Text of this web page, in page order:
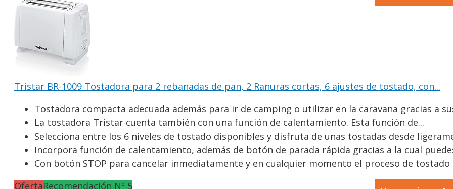
Tristar BR-1009 Tostadora para 2 rebanadas de pan, 2 Ranuras cortas, 6 ajustes de tostado, con...
Tostadora compacta adecuada además para ir de camping o utilizar en la caravana gracias a
La tostadora Tristar cuenta también con una función de calentamiento. Esta función de...
Selecciona entre los 6 niveles de tostado disponibles y disfruta de unas tostadas desde
Incorpora función de calentamiento, además de botón de parada rápida gracias a la cual
Con botón STOP para cancelar inmediatamente y en cualquier momento el proceso de tostado
OfertaRecomendación Nº 5